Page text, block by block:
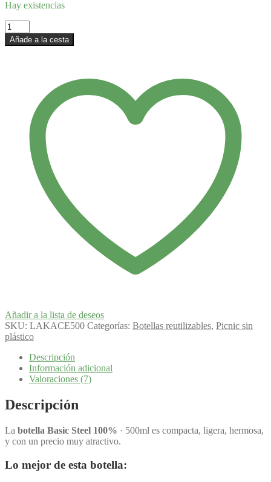
Hay existencias
Botella
Basic
Steel
Añade a la cesta
Añadir a la lista de deseos
SKU: LAKACE500 Categorías: Botellas reutilizables, Picnic sin
plástico
Descripción
Información adicional
Valoraciones (7)
Descripción
La botella Basic Steel 100% · 500ml es compacta, ligera, hermosa,
y con un precio muy atractivo.
Lo mejor de esta botella: